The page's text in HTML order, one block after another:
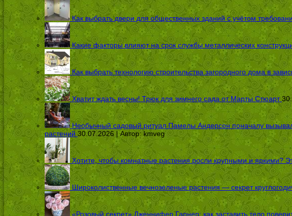
Как выбрать двери для общественных зданий с учётом
Какие факторы влияют на срок службы металлических
Как выбрать технологию строительства загородного дома в
Хватит ждать весны! Трюк для зимнего сада от Марты Стюарт
Необычный садовый ритуал Памелы Андерсон поначалу вызывал
растений 30.07.2026 | Автор:kmveg
Хотите, чтобы комнатные растения росли крупными и яркими?
Широколиственные вечнозеленые растения — секрет
«Розовый секрет» Дженнифер Гарнер: как заставить тело